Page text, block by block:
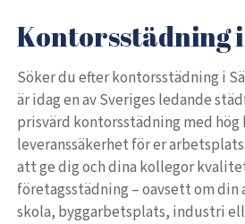
Kontorsstädning
Söker du efter kontorsstädning i
är idag en av Sveriges ledande
prisvärd kontorsstädning med
leveranssäkerhet för er
att ge dig och dina kollegor
företagsstädning – oavsett om din
skola, byggarbetsplats, industri